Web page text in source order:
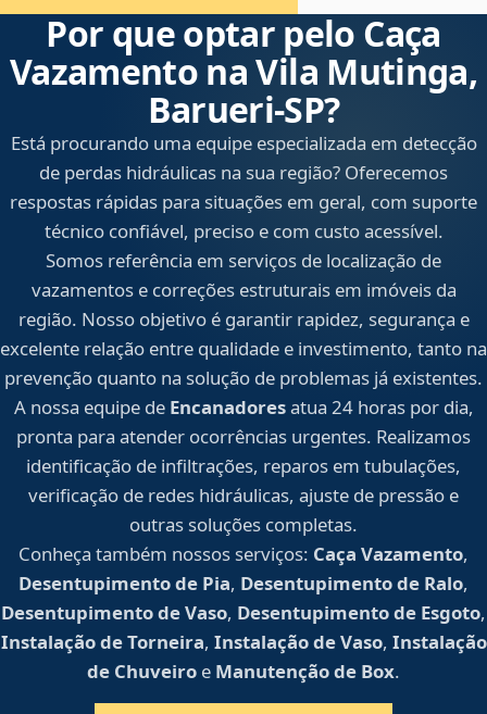
Por que optar pelo Caça
Vazamento na Vila Mutinga,
Barueri‑SP?
Está procurando uma equipe especializada em detecção
de perdas hidráulicas na sua região? Oferecemos
respostas rápidas para situações em geral, com suporte
técnico confiável, preciso e com custo acessível.
Somos referência em serviços de localização de
vazamentos e correções estruturais em imóveis da
região. Nosso objetivo é garantir rapidez, segurança e
excelente relação entre qualidade e investimento, tanto na
prevenção quanto na solução de problemas já existentes.
A nossa equipe de Encanadoresatua 24 horas por dia,
pronta para atender ocorrências urgentes. Realizamos
identificação de infiltrações, reparos em tubulações,
verificação de redes hidráulicas, ajuste de pressão e
outras soluções completas.
Conheça também nossos serviços: Caça Vazamento,
Desentupimento de Pia, Desentupimento de Ralo,
Desentupimento de Vaso, Desentupimento de Esgoto,
Instalação de Torneira, Instalação de Vaso, Instalação
de Chuveiro e Manutenção de Box.